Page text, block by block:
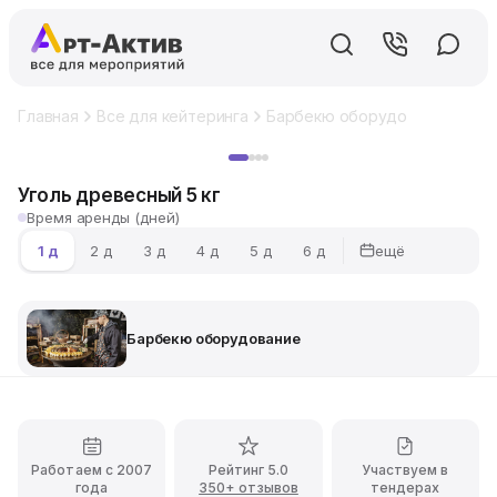
Главная Все для кейтеринга Барбекю оборудование
Уголь древесный 5 кг
Время аренды (дней)
1 д
2 д 3 д 4 д 5 д 6 д ещё
Барбекю оборудование
Работаем с 2007
года
Рейтинг 5.0
350+ отзывов
Участвуем в
тендерах